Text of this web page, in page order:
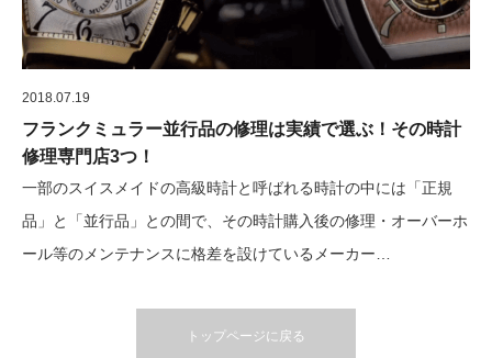
2018.07.19
フランクミュラー並行品の修理は実績で選ぶ！その時計
修理専門店3つ！
一部のスイスメイドの高級時計と呼ばれる時計の中には「正規
品」と「並行品」との間で、その時計購入後の修理・オーバーホ
ール等のメンテナンスに格差を設けているメーカー…
トップページに戻る